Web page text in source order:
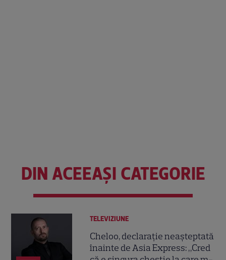
DIN ACEEAȘI CATEGORIE
TELEVIZIUNE
Cheloo, declarație neașteptată
înainte de Asia Express: „Cred